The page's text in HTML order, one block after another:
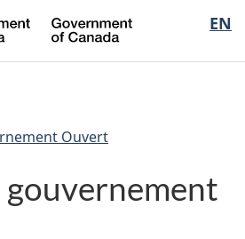
Passer
au
contenu
Passer
à
« Au
Passer
à
la
EN
of
Ouvert